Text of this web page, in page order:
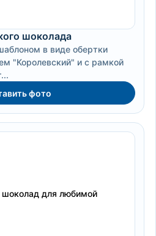
шоколада
в виде обертки
"Королевский" и с рамкой
фото